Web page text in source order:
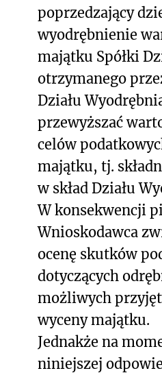
poprzedzający
wyodrębnienie
majątku Spółki
otrzymanego
Działu
przewyższać
celów
majątku, tj.
w skład Działu
W konsekwencji
Wnioskodawca
ocenę skutków
dotyczących
możliwych
wyceny majątku.
Jednakże na
niniejszej